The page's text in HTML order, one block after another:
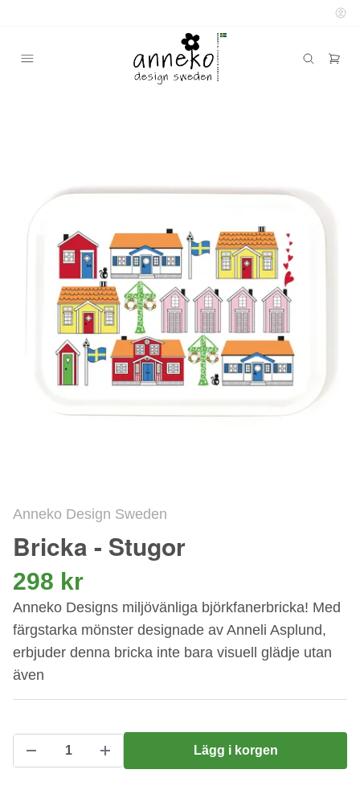
Anneko Design Sweden
Bricka - Stugor
298 kr
Anneko Designs miljövänliga björkfanerbricka! Med
färgstarka mönster designade av Anneli Asplund,
erbjuder denna bricka inte bara visuell glädje utan
även
Lägg i korgen